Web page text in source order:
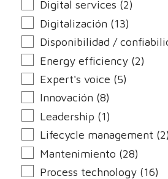
Digital services (2)
Digitalización (13)
Disponibilidad /
Energy efficiency (2)
Expert's voice (5)
Innovación (8)
Leadership (1)
Lifecycle management (2)
Mantenimiento (28)
Process technology (16)